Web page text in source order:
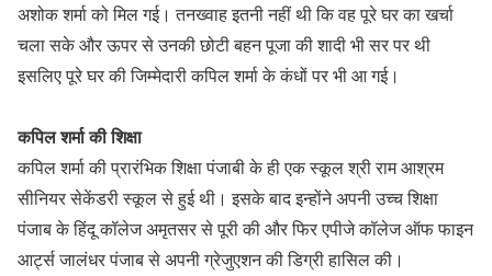
अशोक शर्मा को मिल गई। तनख्वाह इतनी नहीं थी कि वह पूरे घर का खर्चा
चला सके और ऊपर से उनकी छोटी बहन पूजा की शादी भी सर पर थी
इसलिए पूरे घर की जिम्मेदारी कपिल शर्मा के कंधों पर भी आ गई।
कपिल शर्मा की शिक्षा
कपिल शर्मा की प्रारंभिक शिक्षा पंजाबी के ही एक स्कूल श्री राम आश्रम
सीनियर सेकेंडरी स्कूल से हुई थी। इसके बाद इन्होंने अपनी उच्च शिक्षा
पंजाब के हिंदू कॉलेज अमृतसर से पूरी की और फिर एपीजे कॉलेज ऑफ फाइन
आर्ट्स जालंधर पंजाब से अपनी ग्रेजुएशन की डिग्री हासिल की।